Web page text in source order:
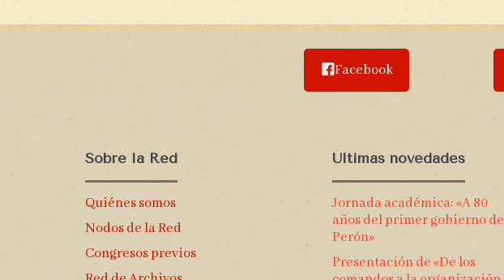
Facebook
Sobre la Red
Quiénes somos
Nodos de la Red
Congresos previos
Últimas novedades
Jornada académica: «A 80
años del primer gobierno de
Perón»
Presentación de «De los